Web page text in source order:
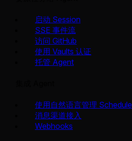
启动 Session
SSE 事件流
访问 GitHub
使用 Vaults 认证
托管 Agent
使用自然语言管理 Schedule
消息渠道接入
Webhooks